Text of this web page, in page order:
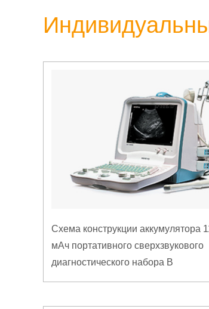
Схема конструкции аккумулятора
мАч портативного сверхзвукового
диагностического набора B